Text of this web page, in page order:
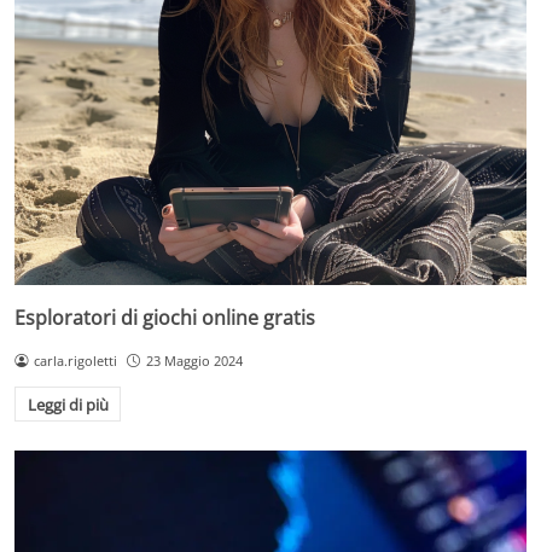
Esploratori di giochi online gratis
carla.rigoletti 23 Maggio 2024
Leggi di più